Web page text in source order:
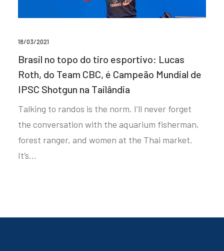
18/03/2021
Brasil no topo do tiro esportivo: Lucas
Roth, do Team CBC, é Campeão Mundial de
IPSC Shotgun na Tailândia
Talking to randos is the norm. I’ll never forget
the conversation with the aquarium fisherman,
forest ranger, and women at the Thai market.
It’s…